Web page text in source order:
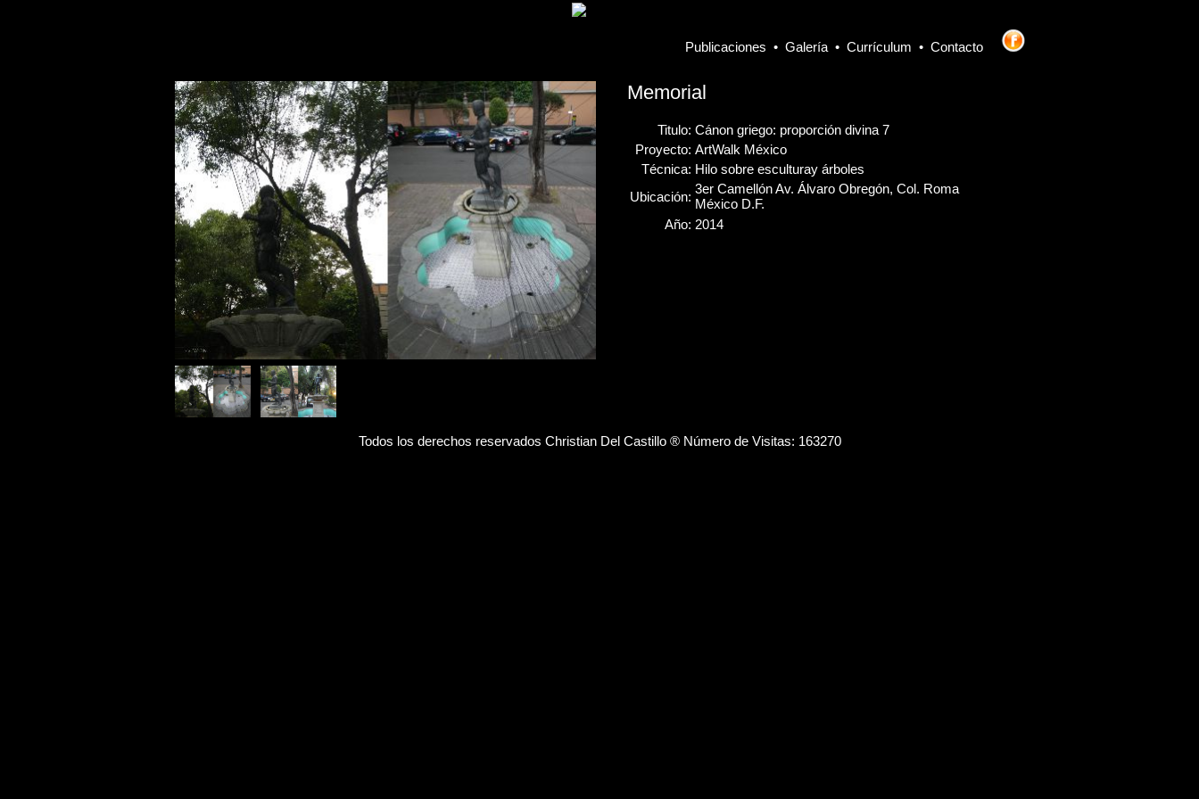
Publicaciones • Galería• Currículum • Contacto
Memorial
Titulo: Cánon griego: proporción divina 7
Proyecto: ArtWalk México
Técnica: Hilo sobre esculturay árboles
Ubicación:
3er Camellón Av. Álvaro Obregón, Col. Roma
México D.F.
Año: 2014
Todos los derechos reservados Christian Del Castillo ® Número de Visitas: 163270